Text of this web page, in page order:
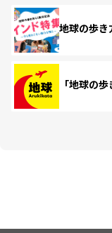
地球の歩き
「地球の